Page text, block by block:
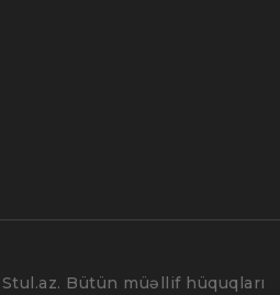
Bütün müəllif hüquqları